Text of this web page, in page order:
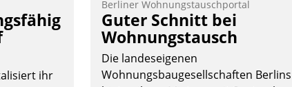
AktivBo und Datatrain kooperieren –
Immobilienunternehmen profitieren:
nahtlose Integration der Lösungen
AktivBo und Datatrain ermöglicht
automatisiert ausgelöste,
ihr
Berliner Wohnungstauschportal
Guter Schnitt bei
Wohnungstausch
Die landeseigenen
Wohnungsbaugesellschaften Berlins